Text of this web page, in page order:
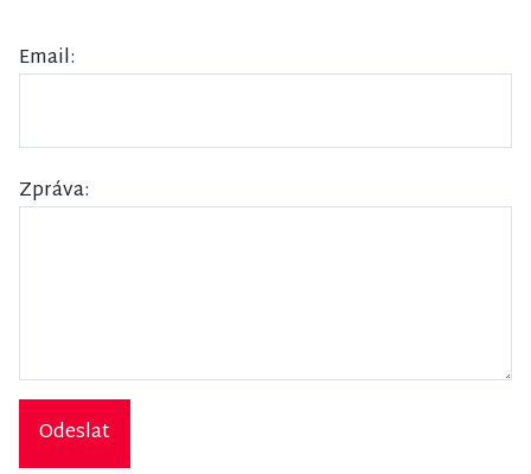
Email:
Zpráva:
Odeslat